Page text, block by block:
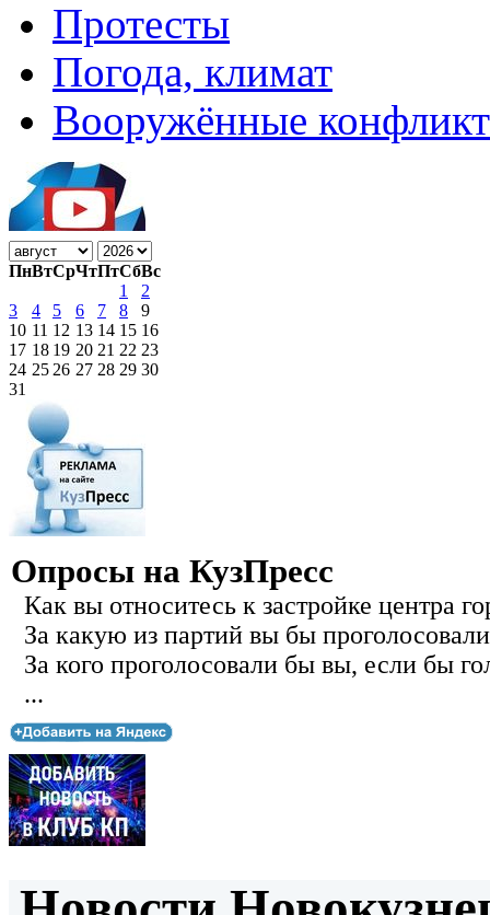
Протесты
Погода, климат
Вооружённые
ПнВтСрЧтПтСбВс
1
2
3
4 5 6 7 8
9
10 11 12 13 14 15 16
17 18 19 20 21 22 23
24 25 26 27 28 29 30
31
Опросы на КузПресс
Как вы относитесь к застройке центра
За какую из партий вы бы
За кого проголосовали бы вы, если бы
...